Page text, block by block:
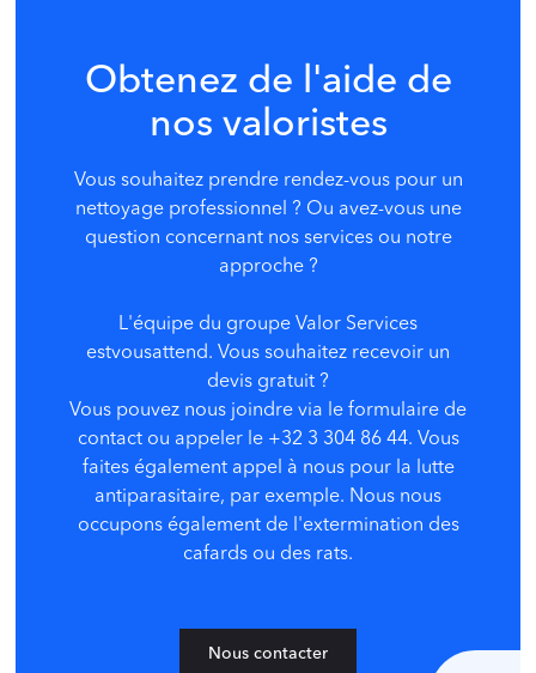
Obtenez de l'aide de
nos valoristes
Vous souhaitez prendre rendez-vous pour un
nettoyage professionnel ? Ou avez-vous une
question concernant nos services ou notre
approche ?
L'équipe du groupe Valor Services
estvousattend. Vous souhaitez recevoir un
devis gratuit ?
Vous pouvez nous joindre via le formulaire de
contact ou appeler le +32 3 304 86 44. Vous
faites également appel à nous pour la lutte
antiparasitaire, par exemple. Nous nous
occupons également de l'extermination des
cafards ou des rats.
Nous contacter